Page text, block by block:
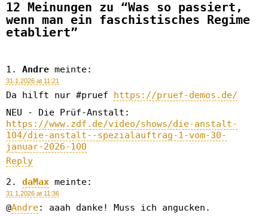
12 Meinungen zu “Was so passiert,
wenn man ein faschistisches Regime
etabliert”
Andre meinte:
31.1.2026 at 11:21
Da hilft nur #pruef https://pruef-demos.de/
NEU - Die Prüf-Anstalt:
https://www.zdf.de/video/shows/die-anstalt-
104/die-anstalt--spezialauftrag-1-vom-30-
januar-2026-100
Reply
daMax meinte:
31.1.2026 at 11:36
@Andre: aaah danke! Muss ich angucken.